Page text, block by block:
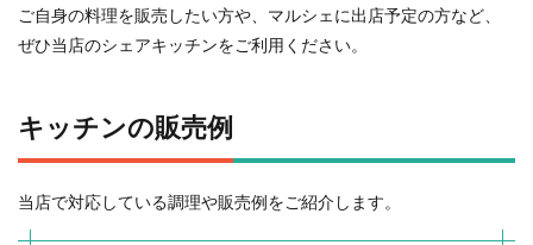
ご自身の料理を販売したい方や、マルシェに出店予定の方など、
ぜひ当店のシェアキッチンをご利用ください。
キッチンの販売例
当店で対応している調理や販売例をご紹介します。